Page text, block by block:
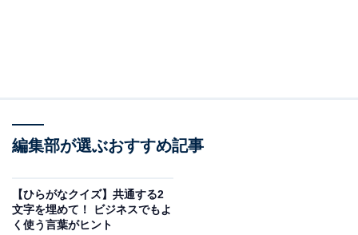
次ページ 正解を見る
編集部が選ぶおすすめ記事
【ひらがなクイズ】共通する2
文字を埋めて！ ビジネスでもよ
く使う言葉がヒント